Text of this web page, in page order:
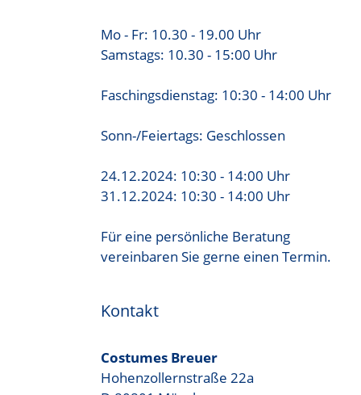
Mo - Fr: 10.30 - 19.00 Uhr
Samstags: 10.30 - 15:00 Uhr
Faschingsdienstag: 10:30 - 14:00 Uhr
Sonn-/Feiertags: Geschlossen
24.12.2024: 10:30 - 14:00 Uhr
31.12.2024: 10:30 - 14:00 Uhr
Für eine persönliche Beratung
vereinbaren Sie gerne einen Termin.
Kontakt
Costumes Breuer
Hohenzollernstraße 22a